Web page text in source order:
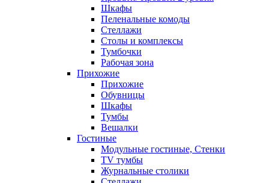
Шкафы
Пеленальные комоды
Стеллажи
Столы и комплексы
Тумбочки
Рабочая зона
Прихожие
Прихожие
Обувницы
Шкафы
Тумбы
Вешалки
Гостиные
Модульные гостиные, Стенки
TV тумбы
Журнальные столики